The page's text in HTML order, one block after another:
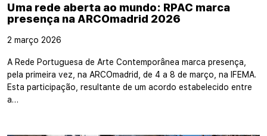
Uma rede aberta ao mundo: RPAC marca
presença na ARCOmadrid 2026
2 março 2026
A Rede Portuguesa de Arte Contemporânea marca presença,
pela primeira vez, na ARCOmadrid, de 4 a 8 de março, na IFEMA.
Esta participação, resultante de um acordo estabelecido entre
a…